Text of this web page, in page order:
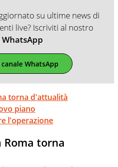
su ultime news di
live? Iscriviti al nostro
WhatsApp
WhatsApp
torna d'attualità
piano
l'operazione
Roma torna